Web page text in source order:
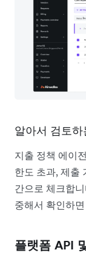
알아서 검토
지출 정책 에이
한도 초과, 제출
간으로 체크합
중해서 확인하
플랫폼 API